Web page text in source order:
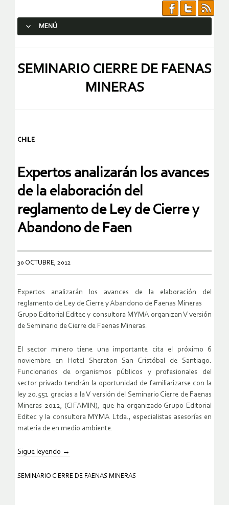
MENÚ
SEMINARIO CIERRE DE FAENAS
MINERAS
CHILE
Expertos analizarán los avances
de la elaboración del
reglamento de Ley de Cierre y
Abandono de Faen
30 OCTUBRE, 2012
Expertos analizarán los avances de la elaboración del
reglamento de Ley de Cierre y Abandono de Faenas Mineras
Grupo Editorial Editec y consultora MYMA organizan V versión
de Seminario de Cierre de Faenas Mineras.
El sector minero tiene una importante cita el próximo 6
noviembre en Hotel Sheraton San Cristóbal de Santiago.
Funcionarios de organismos públicos y profesionales del
sector privado tendrán la oportunidad de familiarizarse con la
ley 20.551 gracias a la V versión del Seminario Cierre de Faenas
Mineras 2012, (CIFAMIN), que ha organizado Grupo Editorial
Editec y la consultora MYMA Ltda., especialistas asesorías en
materia de en medio ambiente.
Sigue leyendo →
SEMINARIO CIERRE DE FAENAS MINERAS